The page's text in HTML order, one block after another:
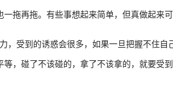
一拖再拖。有些事想起来简单，但真做起来
受到的诱惑会很多，如果一旦把握不住自
等，碰了不该碰的，拿了不该拿的，就要受